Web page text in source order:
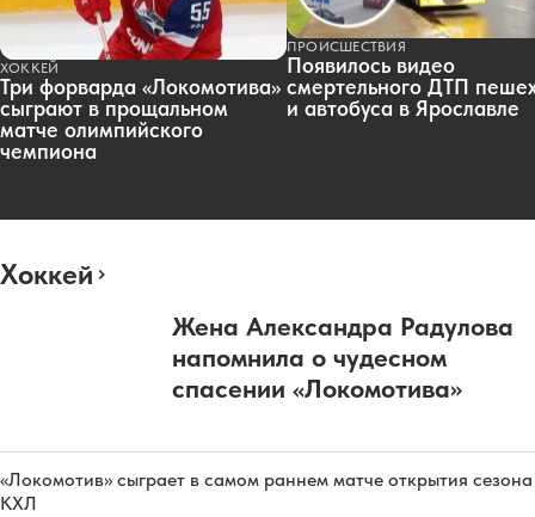
ХОККЕЙ
Три форварда «Локомотива»
сыграют в прощальном
матче олимпийского
чемпиона
ПРОИСШЕСТВИЯ
Появилось видео
смертельного ДТП
и автобуса в Ярославле
Хоккей
Жена Александра Радулова
напомнила о чудесном
спасении «Локомотива»
«Локомотив» сыграет в самом раннем матче открытия сезона
КХЛ